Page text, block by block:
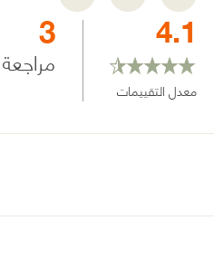
4.1
معدل التقييمات
3
مراجعة